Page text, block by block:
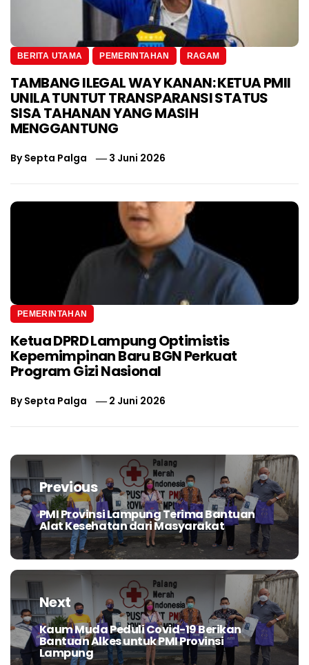
BERITA UTAMA PEMERINTAHAN RAGAM
TAMBANG ILEGAL WAY KANAN: KETUA PMII
UNILA TUNTUT TRANSPARANSI STATUS
SISA TAHANAN YANG MASIH
MENGGANTUNG
BySepta Palga 3 Juni 2026
PEMERINTAHAN
Ketua DPRD Lampung Optimistis
Kepemimpinan Baru BGN Perkuat
Program Gizi Nasional
BySepta Palga 2 Juni 2026
Navigasi
posPrevious
Previous
post:
PMI Provinsi Lampung Terima Bantuan
Alat Kesehatan dari Masyarakat
Next
Next
post:
Kaum Muda Peduli Covid-19 Berikan
Bantuan Alkes untuk PMI Provinsi
Lampung